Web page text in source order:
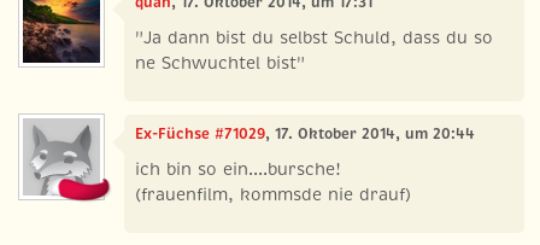
"Ja dann bist du selbst Schuld, dass du so
ne Schwuchtel bist"
Ex-Füchse #71029, 17. Oktober 2014, um 20:44
ich bin so ein....bursche!
(frauenfilm, kommsde nie drauf)